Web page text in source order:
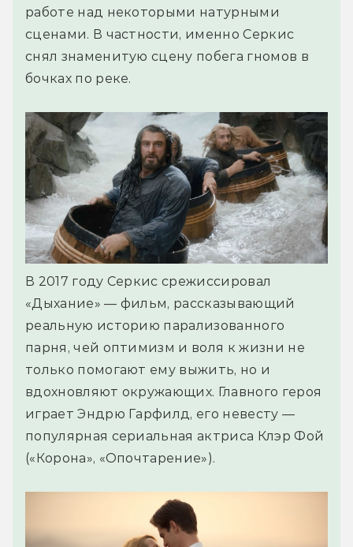
работе над некоторыми натурными
сценами. В частности, именно Серкис
снял знаменитую сцену побега гномов в
бочках по реке.
В 2017 году Серкис срежиссировал
«Дыхание» — фильм, рассказывающий
реальную историю парализованного
парня, чей оптимизм и воля к жизни не
только помогают ему выжить, но и
вдохновляют окружающих. Главного героя
играет Эндрю Гарфилд, его невесту —
популярная сериальная актриса Клэр Фой
(«Корона», «Опочтарение»).